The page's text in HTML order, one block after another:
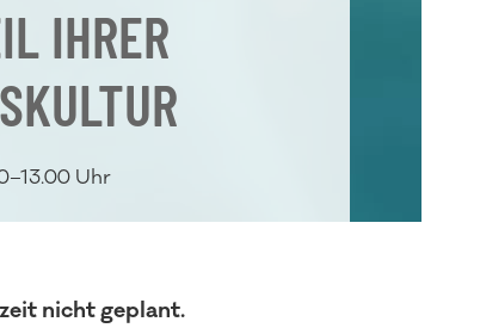
IHRER
Uhr
nicht geplant.